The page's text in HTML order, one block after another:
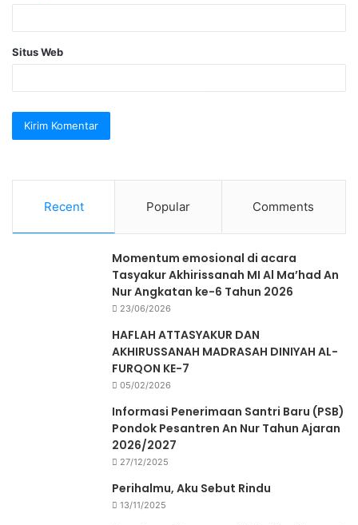
Situs Web
Recent Popular Comments
Momentum emosional di acara
Tasyakur Akhirissanah MI Al Ma’had An
Nur Angkatan ke-6 Tahun 2026
23/06/2026
HAFLAH ATTASYAKUR DAN
AKHIRUSSANAH MADRASAH DINIYAH AL-
FURQON KE-7
05/02/2026
Informasi Penerimaan Santri Baru (PSB)
Pondok Pesantren An Nur Tahun Ajaran
2026/2027
27/12/2025
Perihalmu, Aku Sebut Rindu
13/11/2025